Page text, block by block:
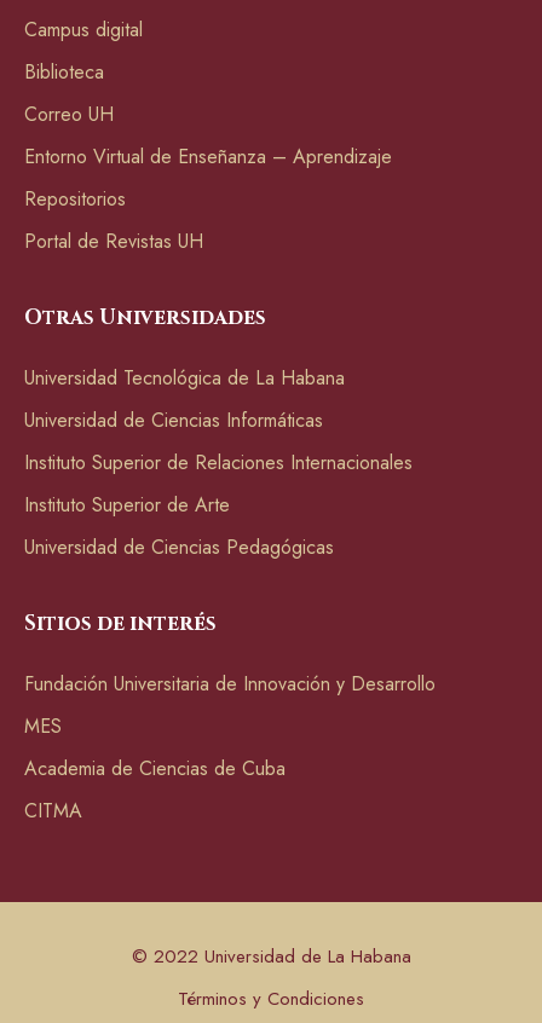
Campus digital
Biblioteca
Correo UH
Entorno Virtual de Enseñanza – Aprendizaje
Repositorios
Portal de Revistas UH
Otras Universidades
Universidad Tecnológica de La Habana
Universidad de Ciencias Informáticas
Instituto Superior de Relaciones Internacionales
Instituto Superior de Arte
Universidad de Ciencias Pedagógicas
Sitios de interés
Fundación Universitaria de Innovación y Desarrollo
MES
Academia de Ciencias de Cuba
CITMA
© 2022 Universidad de La Habana
Términos y Condiciones